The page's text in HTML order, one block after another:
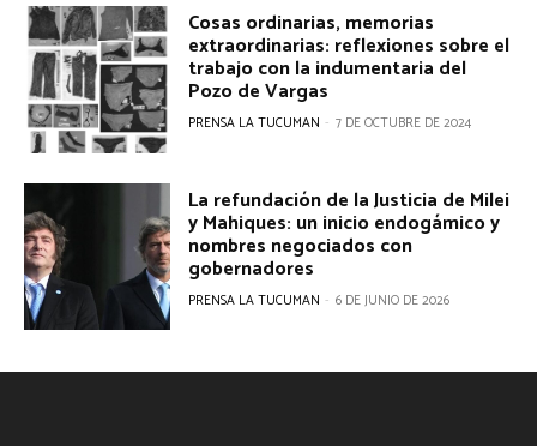
Cosas ordinarias, memorias
extraordinarias: reflexiones sobre el
trabajo con la indumentaria del
Pozo de Vargas
PRENSA LA TUCUMAN - 7 DE OCTUBRE DE 2024
La refundación de la Justicia de Milei
y Mahiques: un inicio endogámico y
nombres negociados con
gobernadores
PRENSA LA TUCUMAN - 6 DE JUNIO DE 2026